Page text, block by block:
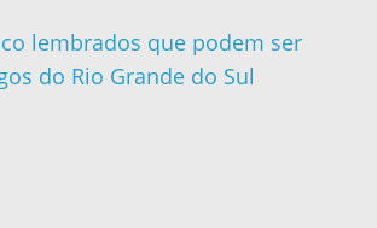
lembrados que podem ser
do Rio Grande do Sul